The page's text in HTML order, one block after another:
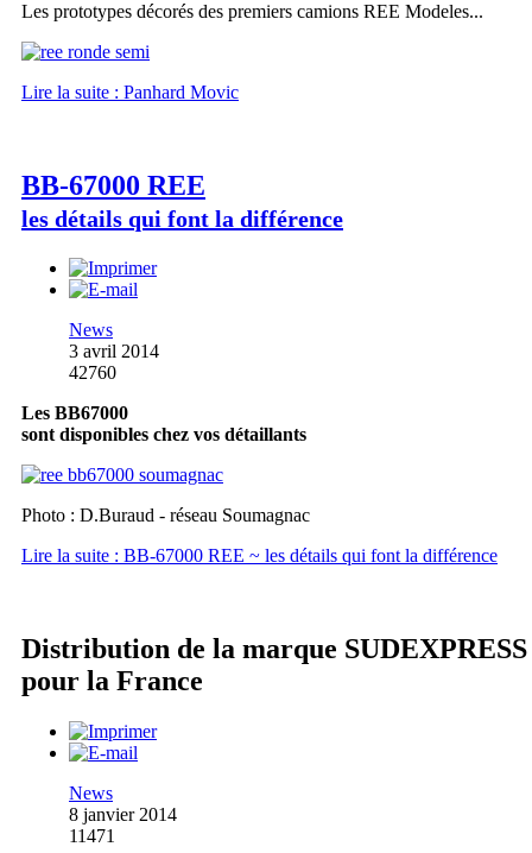
Les prototypes décorés des premiers camions REE Modeles...
Lire la suite : Panhard Movic
BB-67000 REE
les détails qui font la différence
News
3 avril 2014
42760
Les BB67000
sont disponibles chez vos détaillants
Photo : D.Buraud - réseau Soumagnac
Lire la suite : BB-67000 REE ~ les détails qui font la différence
Distribution de la marque SUDEXPRESS
pour la France
News
8 janvier 2014
11471